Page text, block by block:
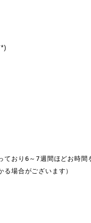
ており6～7週間ほどお時間
場合がございます）